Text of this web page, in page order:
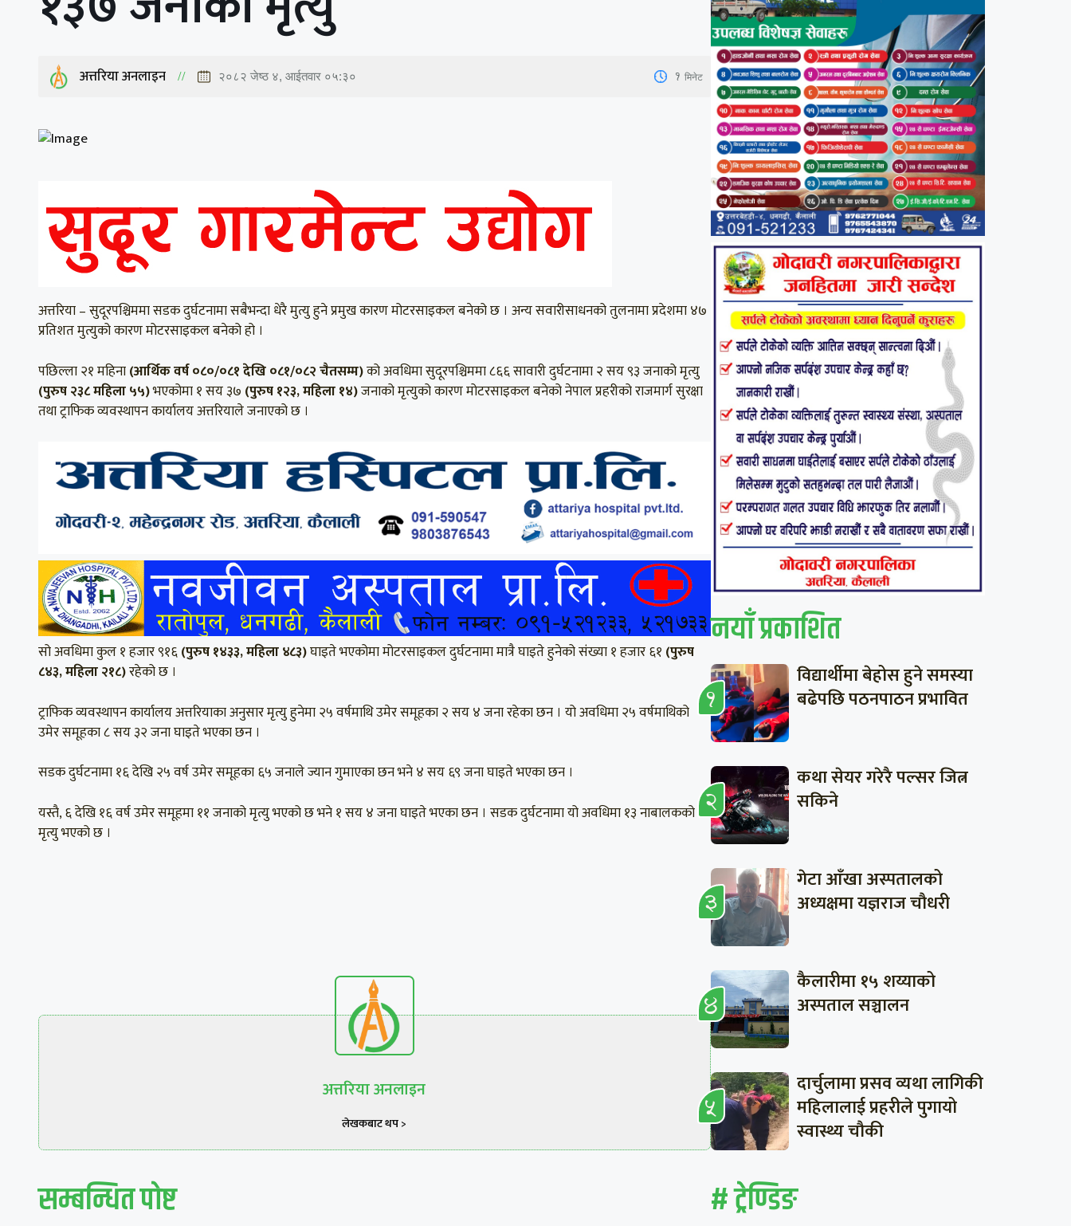
अत्तरिया अनलाइन २०८२ जेष्ठ ४, आईतवार ०५:३० 1 मिनेट
अत्तरिया – सुदूरपश्चिममा सडक दुर्घटनामा सबैभन्दा धेरै मुत्यु हुने प्रमुख कारण मोटरसाइकल बनेको छ । अन्य सवारीसाधनको तुलनामा प्रदेशमा ४७
प्रतिशत मुत्युको कारण मोटरसाइकल बनेको हो ।
पछिल्ला २१ महिना(आर्थिक वर्ष ०८०/०८१ देखि ०८१/०८२ चैतसम्म)को अवधिमा सुदूरपश्चिममा ८६६ सावारी दुर्घटनामा २ सय ९३ जनाको मृत्यु
(पुरुष २३८ महिला ५५)भएकोमा १ सय ३७ (पुरुष १२३, महिला १४)जनाको मृत्युको कारण मोटरसाइकल बनेको नेपाल प्रहरीको राजमार्ग सुरक्षा
तथा ट्राफिक व्यवस्थापन कार्यालय अत्तरियाले जनाएको छ ।
सो अवधिमा कुल १ हजार ९१६(पुरुष १४३३, महिला ४८३)घाइते भएकोमा मोटरसाइकल दुर्घटनामा मात्रै घाइते हुनेको संंख्या १ हजार ६१ (पुरुष
८४३, महिला २१८)रहेको छ ।
ट्राफिक व्यवस्थापन कार्यालय अत्तरियाका अनुसार मृत्यु हुनेमा २५ वर्षमाथि उमेर समूहका २ सय ४ जना रहेका छन । यो अवधिमा २५ वर्षमाथिको
उमेर समूहका ८ सय ३२ जना घाइते भएका छन ।
सडक दुर्घटनामा १६ देखि २५ वर्ष उमेर समूहका ६५ जनाले ज्यान गुमाएका छन भने ४ सय ६९ जना घाइते भएका छन ।
यस्तै, ६ देखि १६ वर्ष उमेर समूहमा ११ जनाको मृत्यु भएको छ भने १ सय ४ जना घाइते भएका छन । सडक दुर्घटनामा यो अवधिमा १३ नाबालकको
मृत्यु भएको छ ।
अत्तरिया अनलाइन
लेखकबाट थप >
सम्बन्धित पाेष्ट
नयाँ प्रकाशित
विद्यार्थीमा बेहोस हुने समस्या
बढेपछि पठनपाठन प्रभावित
कथा सेयर गरेरै पल्सर जित्न
सकिने
गेटा आँखा अस्पतालको
अध्यक्षमा यज्ञराज चौधरी
कैलारीमा १५ शय्याको
अस्पताल सञ्चालन
दार्चुलामा प्रसव व्यथा लागिकी
महिलालाई प्रहरीले पुगायो
स्वास्थ्य चौकी
# ट्रेण्डिङ